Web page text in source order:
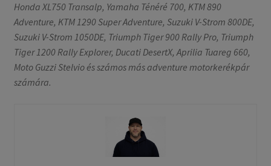
Honda XL750 Transalp, Yamaha Ténéré 700, KTM 890
Adventure, KTM 1290 Super Adventure, Suzuki V-Strom 800DE,
Suzuki V-Strom 1050DE, Triumph Tiger 900 Rally Pro, Triumph
Tiger 1200 Rally Explorer, Ducati DesertX, Aprilia Tuareg 660,
Moto Guzzi Stelvio és számos más adventure motorkerékpár
számára.